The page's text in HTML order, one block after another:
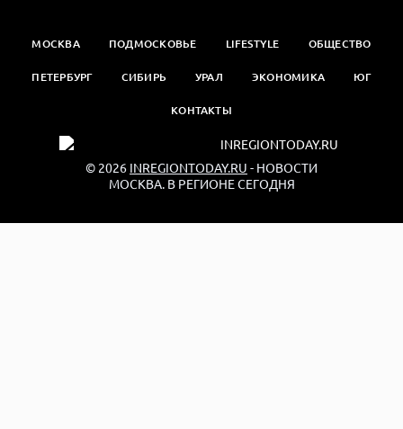
МОСКВА ПОДМОСКОВЬЕ LIFESTYLE ОБЩЕСТВО
ПЕТЕРБУРГ СИБИРЬ УРАЛ ЭКОНОМИКА ЮГ
КОНТАКТЫ
© 2026 INREGIONTODAY.RU - НОВОСТИ
МОСКВА. В РЕГИОНЕ СЕГОДНЯ